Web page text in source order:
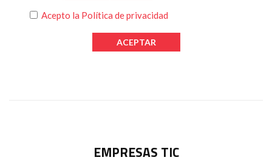
Acepto la Política de privacidad
EMPRESAS TIC